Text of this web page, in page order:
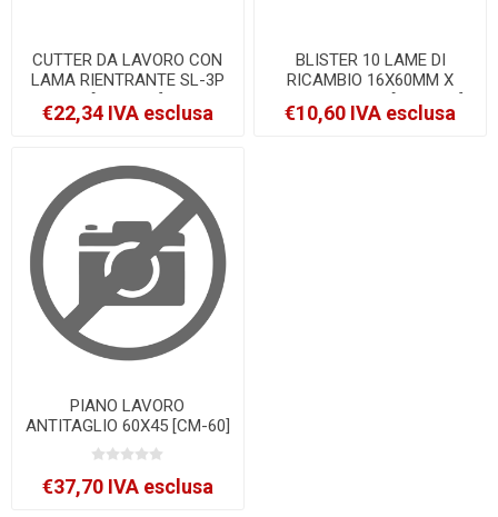
CUTTER DA LAVORO CON
LAMA RIENTRANTE SL-3P
€22,34 IVA esclusa
BLISTER 10 LAME DI
RICAMBIO 16X60MM X
CUTTER SL-3P [Y050040]
€10,60 IVA esclusa
PIANO LAVORO
ANTITAGLIO 60X45 [CM-60]
€37,70 IVA esclusa